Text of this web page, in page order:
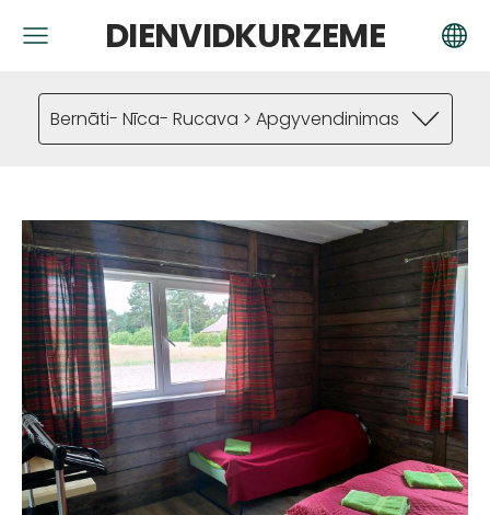
DIENVIDKURZEME
Bernāti- Nīca- Rucava > Apgyvendinimas